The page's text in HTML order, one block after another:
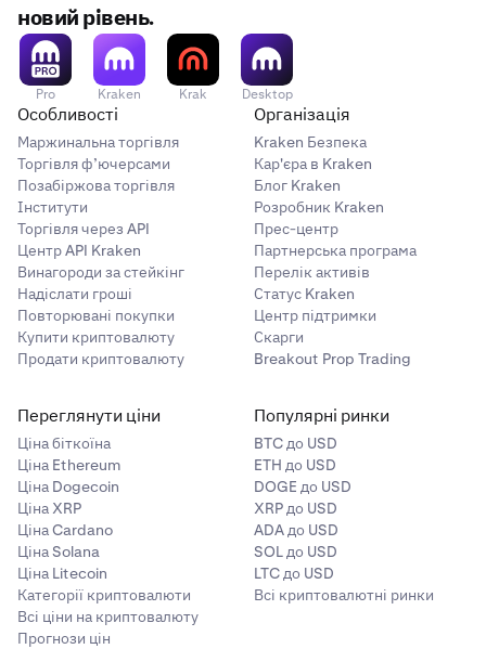
новий рівень.
Pro Kraken Krak Desktop
Особливості
Маржинальна торгівля
Торгівля ф’ючерсами
Позабіржова торгівля
Інститути
Торгівля через API
Центр API Kraken
Винагороди за стейкінг
Надіслати гроші
Повторювані покупки
Купити криптовалюту
Продати криптовалюту
Організація
Kraken Безпека
Кар'єра в Kraken
Блог Kraken
Розробник Kraken
Прес-центр
Партнерська програма
Перелік активів
Статус Kraken
Центр підтримки
Скарги
Breakout Prop Trading
Переглянути ціни
Ціна біткоїна
Ціна Ethereum
Ціна Dogecoin
Ціна XRP
Ціна Cardano
Ціна Solana
Ціна Litecoin
Категорії криптовалюти
Всі ціни на криптовалюту
Прогнози цін
Популярні ринки
BTC до USD
ETH до USD
DOGE до USD
XRP до USD
ADA до USD
SOL до USD
LTC до USD
Всі криптовалютні ринки